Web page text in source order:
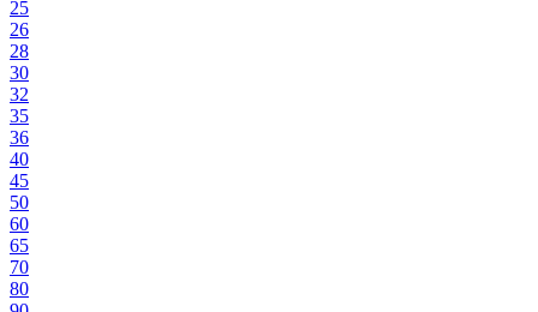
25
26
28
30
32
35
36
40
45
50
60
65
70
80